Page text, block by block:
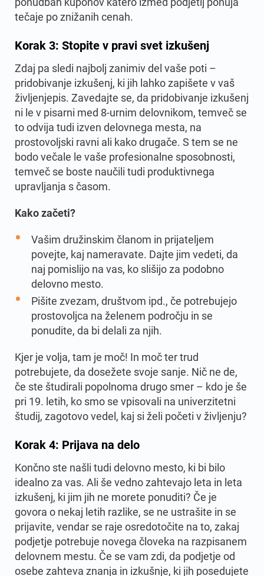
tečaje po znižanih cenah.
Korak 3: Stopite v pravi svet izkušenj
Zdaj pa sledi najbolj zanimiv del vaše poti –
pridobivanje izkušenj, ki jih lahko zapišete v vaš
življenjepis. Zavedajte se, da pridobivanje izkušenj
ni le v pisarni med 8-urnim delovnikom, temveč se
to odvija tudi izven delovnega mesta, na
prostovoljski ravni ali kako drugače. S tem se ne
bodo večale le vaše profesionalne sposobnosti,
temveč se boste naučili tudi produktivnega
upravljanja s časom.
Kako začeti?
Vašim družinskim članom in prijateljem
povejte, kaj nameravate. Dajte jim vedeti, da
naj pomislijo na vas, ko slišijo za podobno
delovno mesto.
Pišite zvezam, društvom ipd., če potrebujejo
prostovoljca na želenem področju in se
ponudite, da bi delali za njih.
Kjer je volja, tam je moč! In moč ter trud
potrebujete, da dosežete svoje sanje. Nič ne de,
če ste študirali popolnoma drugo smer – kdo je še
pri 19. letih, ko smo se vpisovali na univerzitetni
študij, zagotovo vedel, kaj si želi početi v življenju?
Korak 4: Prijava na delo
Končno ste našli tudi delovno mesto, ki bi bilo
idealno za vas. Ali še vedno zahtevajo leta in leta
izkušenj, ki jim jih ne morete ponuditi? Če je
govora o nekaj letih razlike, se ne ustrašite in se
prijavite, vendar se raje osredotočite na to, zakaj
podjetje potrebuje novega človeka na razpisanem
delovnem mestu. Če se vam zdi, da podjetje od
osebe zahteva znanja in izkušnje, ki jih posedujete